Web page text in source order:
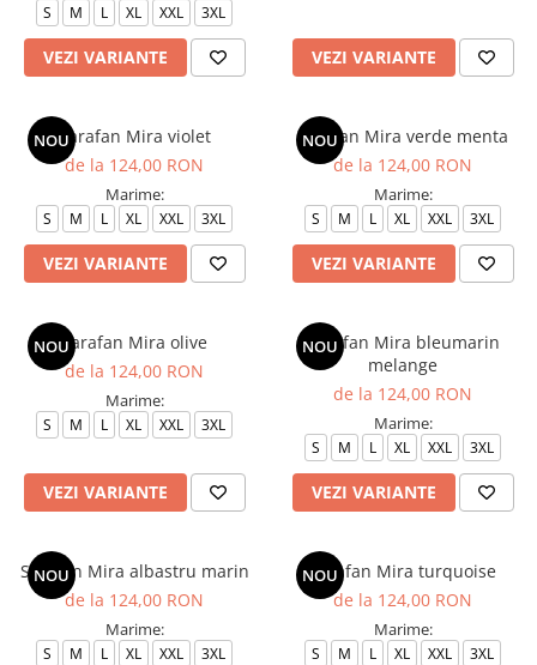
Halate medicale albe
Fuste, Sarafane
Sarafane Mira
Fuste medicale
Sarafane medicale
Veste, Jachete
Veste de lucru
Jachete de lucru
Jachete de lucru
Veste de lucru
Halate medicale polar - unisex
HoReCa
Sorturi restaurante
Tricouri de lucru
Saboti medicali
Bonete
ACCESORII
Noutati
S M L XL XXL 3XL
VEZI VARIANTE VEZI VARIANTE
NOUSarafan Mira violet
de la 124,00 RON
Marime:
S M L XL XXL 3XL
VEZI VARIANTE
NOU
Sarafan Mira verde menta
de la 124,00 RON
Marime:
S M L XL XXL 3XL
VEZI VARIANTE
NOUSarafan Mira olive
de la 124,00 RON
Marime:
S M L XL XXL 3XL
VEZI VARIANTE
NOU
Sarafan Mira bleumarin
melange
de la 124,00 RON
Marime:
S M L XL XXL 3XL
VEZI VARIANTE
NOU
Sarafan Mira albastru marin
de la 124,00 RON
Marime:
S M L XL XXL 3XL
NOU
Sarafan Mira turquoise
de la 124,00 RON
Marime:
S M L XL XXL 3XL